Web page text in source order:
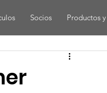
Socios Productos